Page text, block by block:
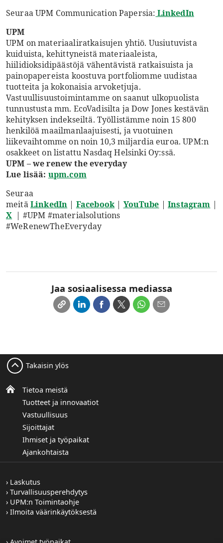
Seuraa UPM Communication Papersia: LinkedIn
UPM
UPM on materiaaliratkaisujen yhtiö. Uusiutuvista
kuiduista, kehittyneistä materiaaleista,
hiilidioksidipäästöjä vähentävistä ratkaisuista ja
painopapereista koostuva portfoliomme uudistaa
tuotteita ja kokonaisia arvoketjuja.
Vastuullisuustoimintamme on saanut ulkopuolista
tunnustusta mm. EcoVadisilta ja Dow Jones kestävän
kehityksen indekseiltä. Työllistämme noin 15 800
henkilöä maailmanlaajuisesti, ja vuotuinen
liikevaihtomme on noin 10,3 miljardia euroa. UPM:n
osakkeet on listattu Nasdaq Helsinki Oy:ssä.
UPM – we renew the everyday
Lue lisää: upm.com
Seuraa
meitäLinkedIn | Facebook| YouTube |Instagram |
X | #UPM #materialsolutions
#WeRenewTheEveryday
Jaa sosiaalisessa mediassa
Tietoa meistä
Tuotteet ja innovaatiot
Vastuullisuus
Sijoittajat
Ihmiset ja työpaikat
Ajankohtaista
Takaisin ylös
Laskutus
Turvallisuusperehdytys
UPM:n Toimintaohje
Ilmoita väärinkäytöksestä